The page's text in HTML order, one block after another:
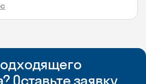
Оставьте заявку